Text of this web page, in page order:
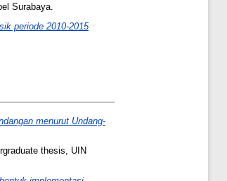
Surabaya.
periode 2010-2015
menurut Undang-
thesis, UIN